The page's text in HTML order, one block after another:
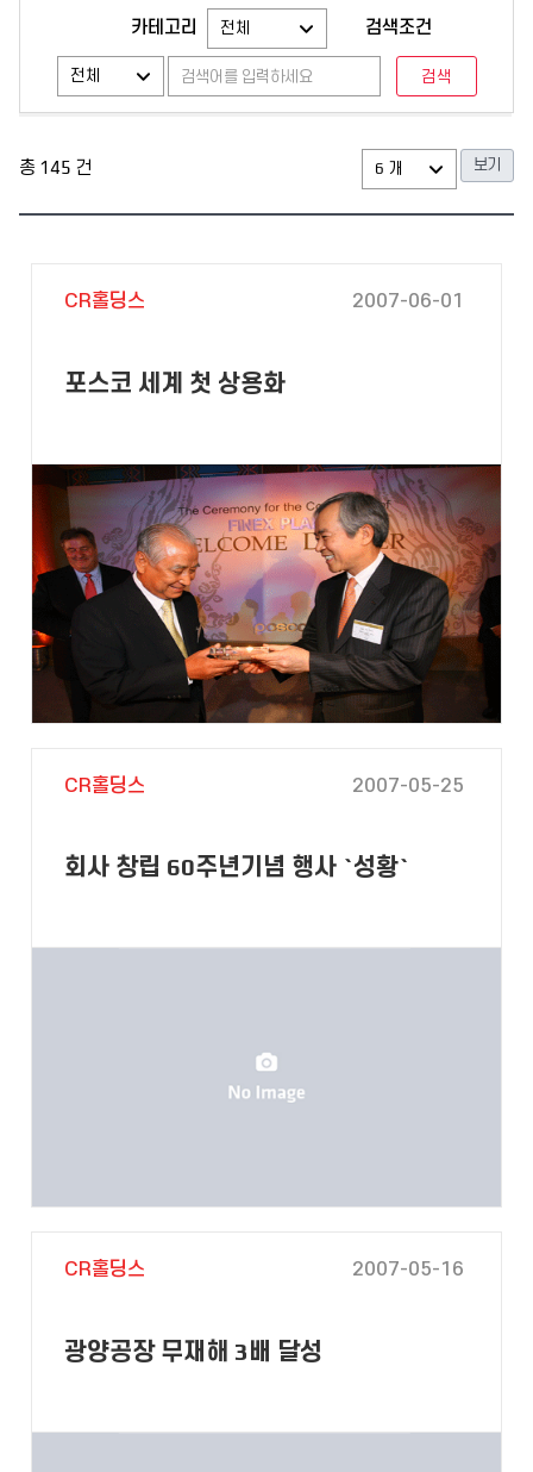
카테고리 검색조건
총 145 건
CR홀딩스 2007-06-01
포스코 세계 첫 상용화
CR홀딩스 2007-05-25
회사 창립 60주년기념 행사 `성황`
CR홀딩스 2007-05-16
광양공장 무재해 3배 달성